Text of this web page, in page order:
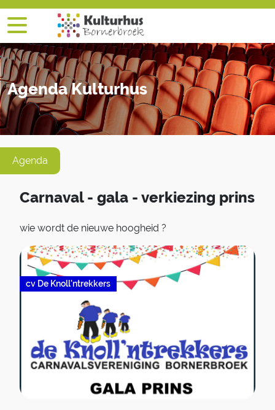
Agenda Kulturhus
Agenda
Carnaval - gala - verkiezing prins
wie wordt de nieuwe hoogheid ?
cv De Knoll'ntrekkers